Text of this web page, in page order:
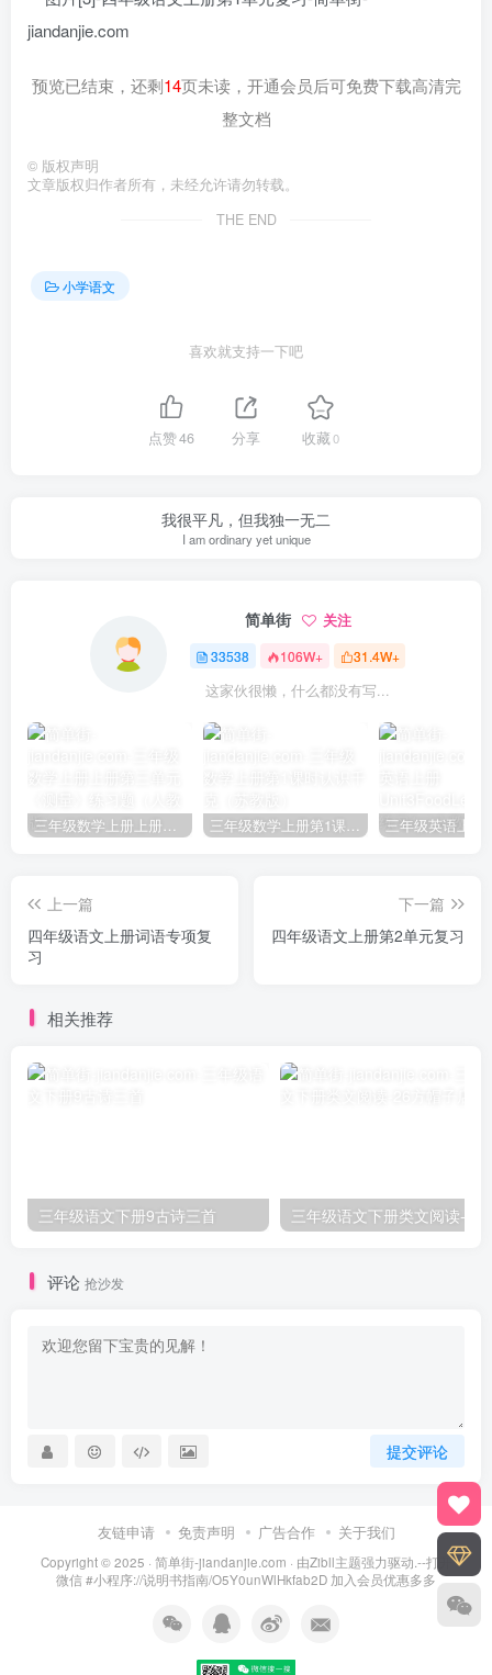
预览已结束，还剩14页未读，开通会员后可免费下载高清完
整文档
© 版权声明
文章版权归作者所有，未经允许请勿转载。
THE END
小学语文
喜欢就支持一下吧
点赞46 分享 收藏0
我很平凡，但我独一无二
I am ordinary yet unique
简单街 关注
33538 106W+ 31.4W+
这家伙很懒，什么都没有写...
上一篇
四年级语文上册词语专项复
习
下一篇
四年级语文上册第2单元复习
相关推荐
三年级语文下册9古诗三首
评论 抢沙发
提交评论
友链申请 免责声明 广告合作 关于我们
Copyright © 2025 · 简单街-jiandanjie.com · 由Zibll主题强力驱动.--打开
微信 #小程序://说明书指南/O5Y0unWlHkfab2D 加入会员优惠多多